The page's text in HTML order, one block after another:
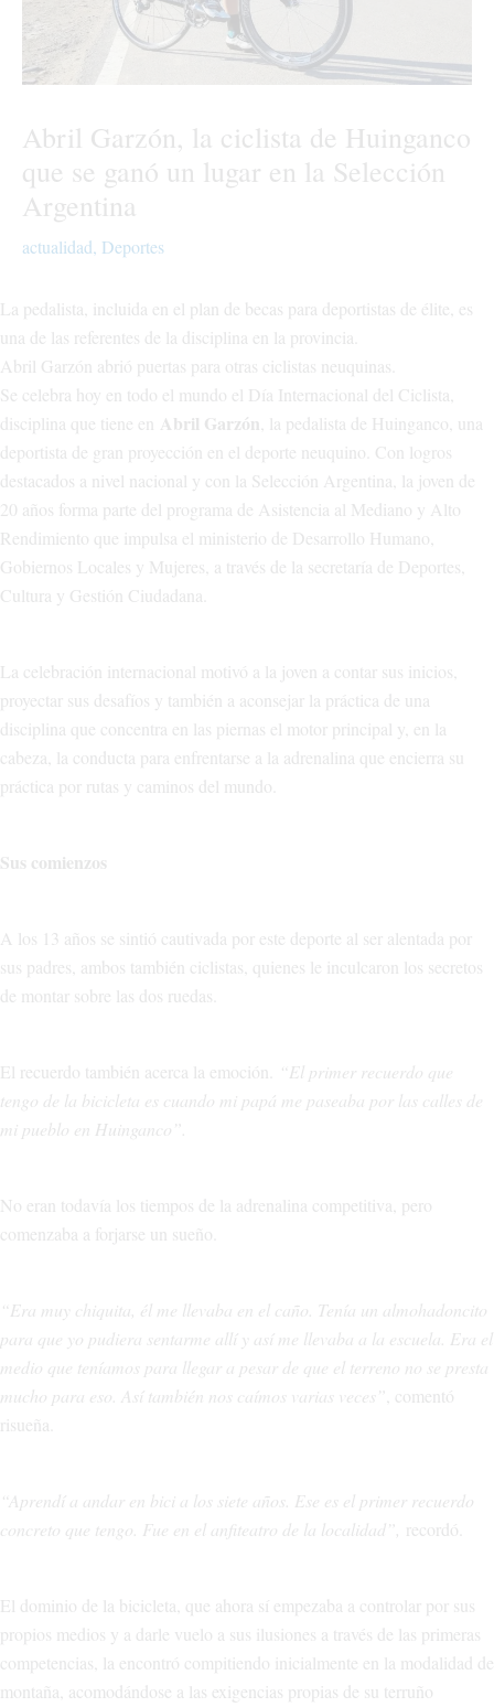
Abril Garzón, la ciclista de Huinganco
que se ganó un lugar en la Selección
Argentina
actualidad, Deportes
La pedalista, incluida en el plan de becas para deportistas de élite, es
una de las referentes de la disciplina en la provincia.
Abril Garzón abrió puertas para otras ciclistas neuquinas.
Se celebra hoy en todo el mundo el Día Internacional del Ciclista,
disciplina que tiene en Abril Garzón , la pedalista de Huinganco, una
deportista de gran proyección en el deporte neuquino. Con logros
destacados a nivel nacional y con la Selección Argentina, la joven de
20 años forma parte del programa de Asistencia al Mediano y Alto
Rendimiento que impulsa el ministerio de Desarrollo Humano,
Gobiernos Locales y Mujeres, a través de la secretaría de Deportes,
Cultura y Gestión Ciudadana.
La celebración internacional motivó a la joven a contar sus inicios,
proyectar sus desafíos y también a aconsejar la práctica de una
disciplina que concentra en las piernas el motor principal y, en la
cabeza, la conducta para enfrentarse a la adrenalina que encierra su
práctica por rutas y caminos del mundo.
Sus comienzos
A los 13 años se sintió cautivada por este deporte al ser alentada por
sus padres, ambos también ciclistas, quienes le inculcaron los secretos
de montar sobre las dos ruedas.
El recuerdo también acerca la emoción.
“El primer recuerdo que
tengo de la bicicleta es cuando mi papá me paseaba por las calles de
mi pueblo en Huinganco”.
No eran todavía los tiempos de la adrenalina competitiva, pero
comenzaba a forjarse un sueño.
“Era muy chiquita, él me llevaba en el caño. Tenía un almohadoncito
para que yo pudiera sentarme allí y así me llevaba a la escuela. Era el
medio que teníamos para llegar a pesar de que el terreno no se presta
mucho para eso. Así también nos caímos varias veces” , comentó
risueña.
“Aprendí a andar en bici a los siete años. Ese es el primer recuerdo
concreto que tengo. Fue en el anfiteatro de la localidad”, recordó.
El dominio de la bicicleta, que ahora sí empezaba a controlar por sus
propios medios y a darle vuelo a sus ilusiones a través de las primeras
competencias, la encontró compitiendo inicialmente en la modalidad de
montaña, acomodándose a las exigencias propias de su terruño